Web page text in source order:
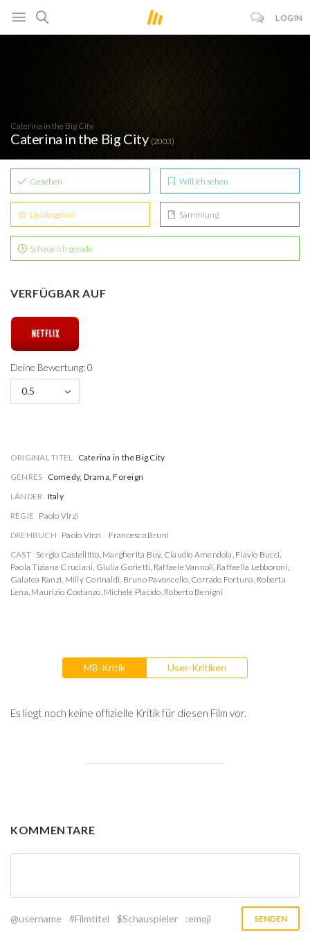
LOGIN
Caterina in the Big City
Caterina in the Big City (2003)
Gesehen Will ich sehen
Lieblingsfilm Sammlung
Schaue ich gerade
VERFÜGBAR AUF
Deine Bewertung: 0
0.5
ORIGINAL TITEL Caterina in the Big City
GENRES Comedy, Drama, Foreign
LÄNDER Italy
REGIE Paolo Virzì
DREHBUCH Paolo Virzì
Francesco Bruni
CAST Sergio Castellitto, Margherita Buy, Claudio Amendola, Flavio Bucci,
Paola Tiziana Cruciani, Giulia Gorietti, Raffaele Vannoli, Raffaella Lebboroni,
Galatea Ranzi, Milly Corinaldi, Bruno Pavoncello, Corrado Fortuna, Roberta
Lena, Maurizio Costanzo, Michele Placido, Roberto Benigni
MB-Kritik User-Kritiken
Es liegt noch keine offizielle Kritik für diesen Film vor.
KOMMENTARE
@username #Filmtitel $Schauspieler :emoji